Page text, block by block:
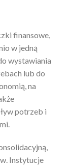
finansowe,
w jedną
wystawiania
lub do
na
potrzeb i
Instytucje